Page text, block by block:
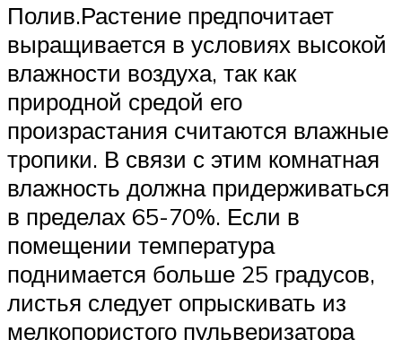
Полив.Растение предпочитает
выращивается в условиях высокой
влажности воздуха, так как
природной средой его
произрастания считаются влажные
тропики. В связи с этим комнатная
влажность должна придерживаться
в пределах 65-70%. Если в
помещении температура
поднимается больше 25 градусов,
листья следует опрыскивать из
мелкопористого пульверизатора